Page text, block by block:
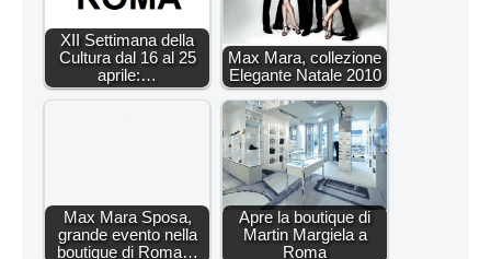
XII Settimana della
Cultura dal 16 al 25
aprile:…
Max Mara, collezione
Elegante Natale 2010
Max Mara Sposa,
grande evento nella
boutique di Roma…
Apre la boutique di
Martin Margiela a
Roma